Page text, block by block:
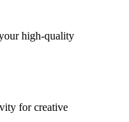
high-quality
for creative